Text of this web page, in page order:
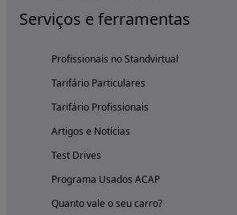
Serviços e ferramentas
Profissionais no Standvirtual
Tarifário Particulares
Tarifário Profissionais
Artigos e Notícias
Test Drives
Programa Usados ACAP
Quanto vale o seu carro?